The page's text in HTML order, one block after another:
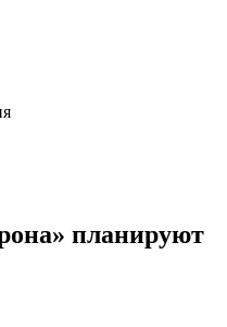
планируют